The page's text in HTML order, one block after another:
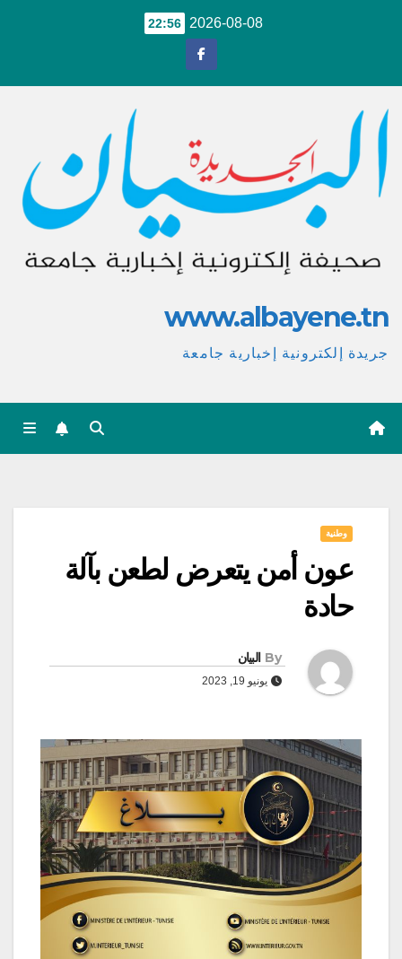
2026-08-08
22:56
www.albayene.tn
جريدة إلكترونية إخبارية جامعة
وطنية
عون أمن يتعرض لطعن بآلة
حادة
By البيان
يونيو 19, 2023